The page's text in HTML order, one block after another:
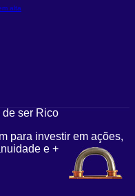
alta
ser Rico
para investir em ações,
e +